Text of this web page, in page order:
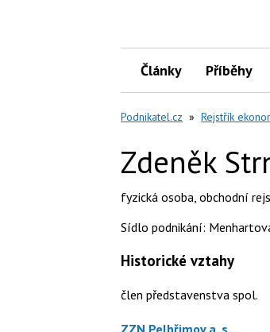
Články Příběhy
Podnikatel.cz » Rejstřík
Zdeněk
fyzická osoba obchodní
Sídlo podnikání:
Historické vztahy
člen představenstva spol.